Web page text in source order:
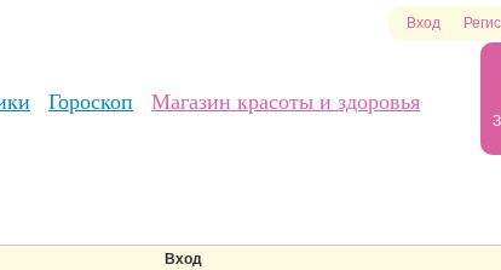
Вход
Гороскоп Магазин красоты и здоровья
Вход